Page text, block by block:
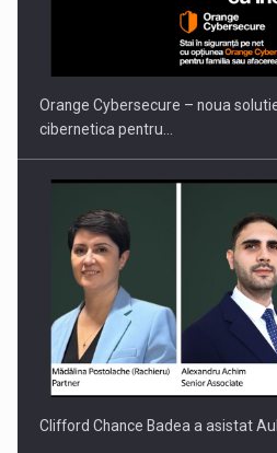
PUTTING ROMANIAN CORPORATE
INTERNATIONAL BUSINESS SCENE
Orange Cybersecure – noua
cibernetica pentru…
Clifford Chance Badea a asistat